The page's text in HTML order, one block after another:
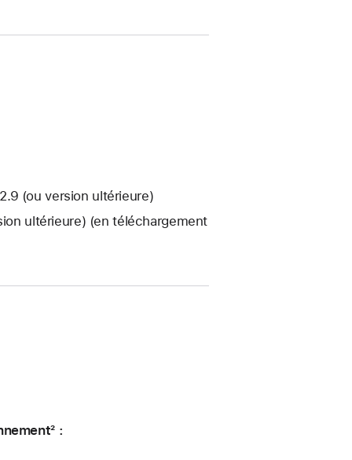
(ou version ultérieure)
ultérieure) (en téléchargement
: